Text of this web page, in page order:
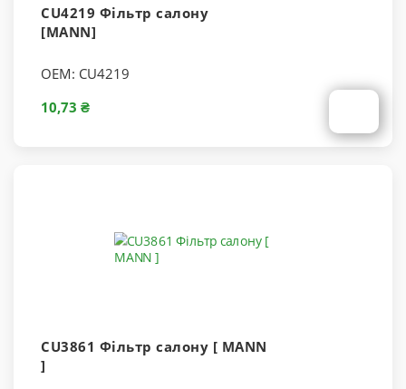
CU4219 Фільтр салону
[MANN]
OEM: CU4219
10,73 ₴
CU3861 Фільтр салону [ MANN
]